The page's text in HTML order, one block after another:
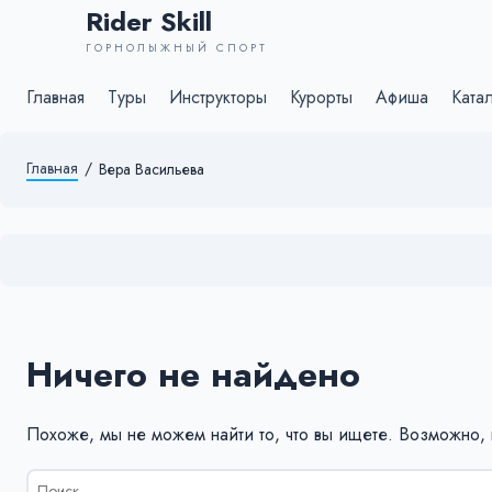
Rider Skill
ГОРНОЛЫЖНЫЙ СПОРТ
Главная Туры Инструкторы Курорты Афиша
Главная / Вера Васильева
Ничего не найдено
Похоже, мы не можем найти то, что вы ищете. Возможно,
Результаты